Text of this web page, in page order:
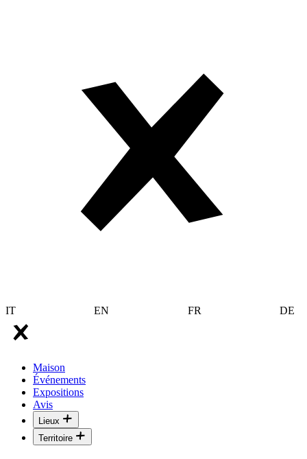
IT EN FR DE
Maison
Événements
Expositions
Avis
Lieux
Territoire